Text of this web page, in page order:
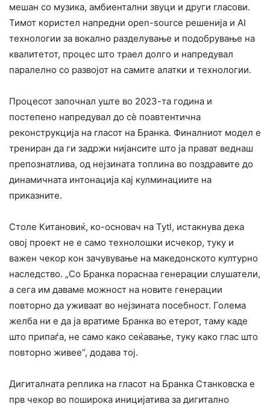
мешан со музика, амбиентални звуци и други гласови.
Тимот користел напредни open-source решенија и AI
технологии за вокално разделување и подобрување на
квалитетот, процес што траел долго и напредувал
паралелно со развојот на самите алатки и технологии.
Процесот започнал уште во 2023-та година и
постепено напредувал до сè поавтентична
реконструкција на гласот на Бранка. Финалниот модел е
трениран да ги задржи нијансите што ја прават веднаш
препознатлива, од нејзината топлина во поздравите до
динамичната интонација кај кулминациите на
приказните.
Столе Китановиќ, ко-основач на Tytl, истакнува дека
овој проект не е само технолошки исчекор, туку и
важен чекор кон зачувување на македонското културно
наследство. „Со Бранка пораснаа генерации слушатели,
а сега им даваме можност на новите генерации
повторно да уживаат во нејзината посебност. Голема
желба ни е да ја вратиме Бранка во етерот, таму каде
што припаѓа, не само како сеќавање, туку како глас што
повторно живее“, додава тој.
Дигиталната реплика на гласот на Бранка Станковска е
прв чекор во поширока иницијатива за дигитално